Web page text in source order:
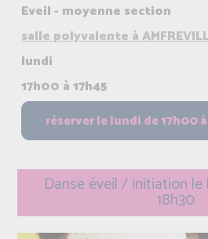
Eveil - moyenne section
salle polyvalente à
lundi
17h00 à 17h45
Danse éveil / initiation le
18h30